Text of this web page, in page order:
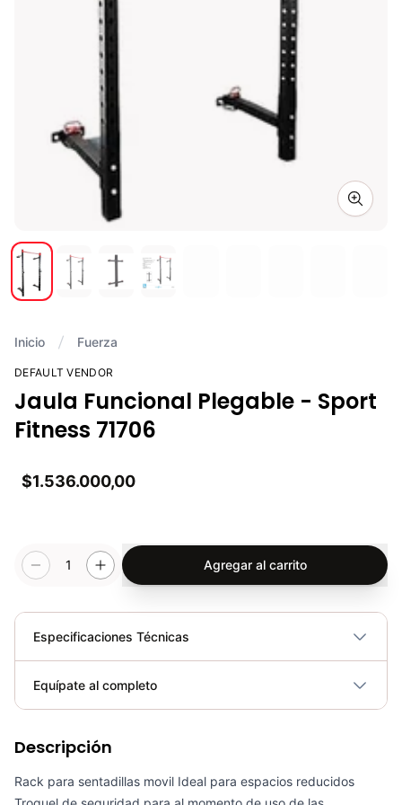
Zoom
Inicio Fuerza
DEFAULT VENDOR
Jaula Funcional Plegable - Sport
Fitness 71706
$1.536.000,00
1 Agregar al carrito
Especificaciones Técnicas
Plegable No
Equípate al completo
COP 288,900.00
Descripción
Rack para sentadillas movil Ideal para espacios reducidos